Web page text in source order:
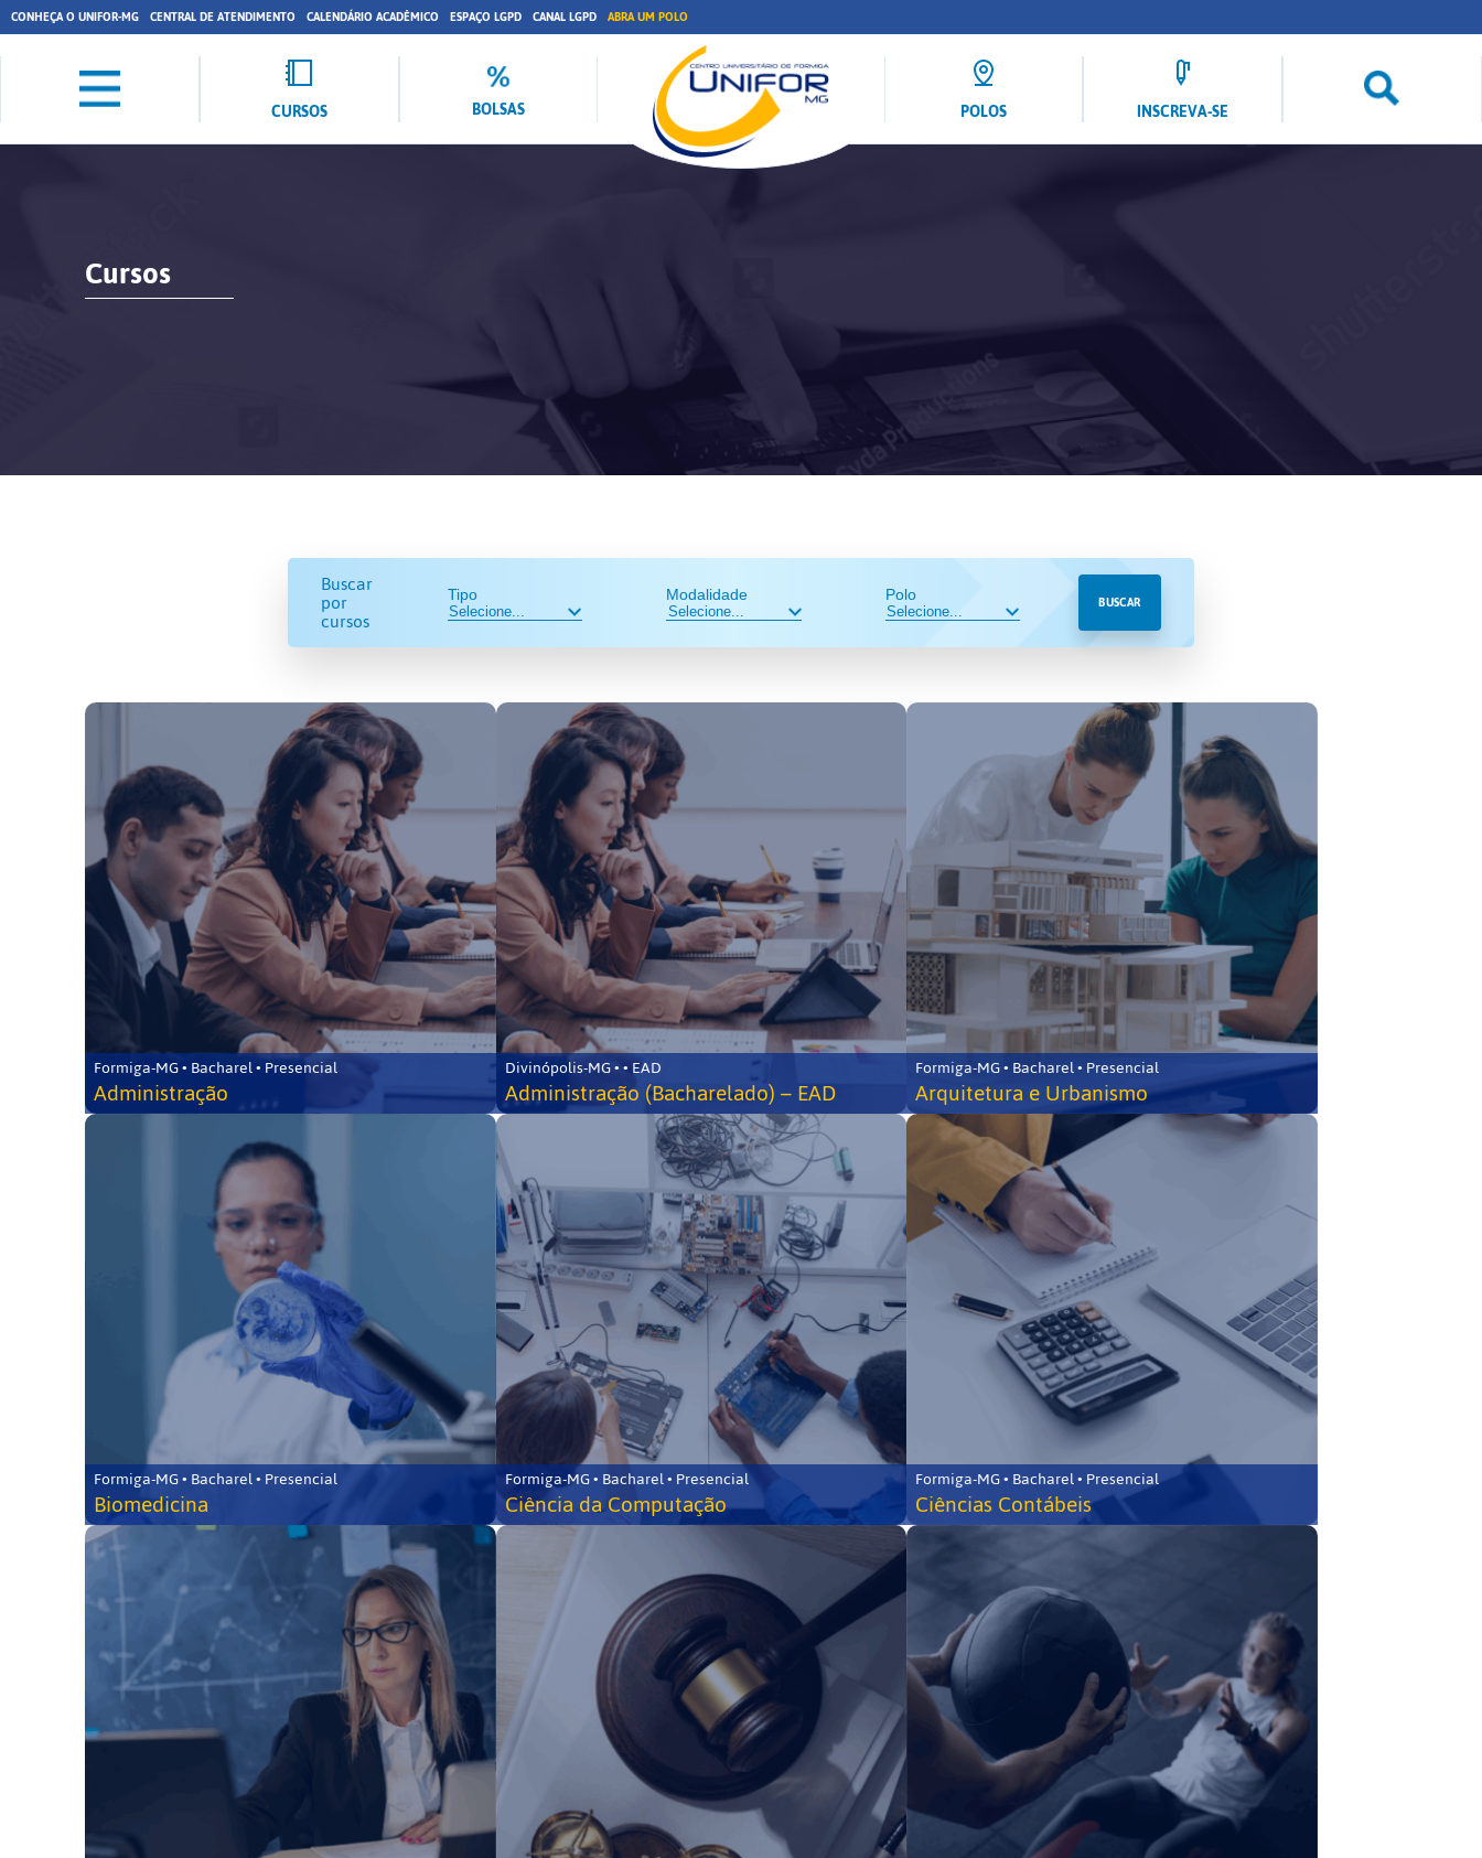
CONHEÇA O UNIFOR-MG CENTRAL DE ATENDIMENTO CALENDÁRIO ACADÊMICO ESPAÇO LGPD CANAL LGPD ABRA UM POLO
CURSOS BOLSAS POLOS INSCREVA-SE
Cursos
Buscar
por
cursos
Tipo Modalidade Polo BUSCAR
Formiga-MG • Bacharel • Presencial
Administração
Divinópolis-MG • • EAD
Administração (Bacharelado) – EAD
Formiga-MG • Bacharel • Presencial
Arquitetura e Urbanismo
Formiga-MG • Bacharel • Presencial
Biomedicina
Formiga-MG • Bacharel • Presencial
Ciência da Computação
Formiga-MG • Bacharel • Presencial
Ciências Contábeis